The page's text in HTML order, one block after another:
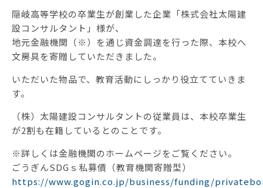
隠岐高等学校の卒業生が創業した企業「株式会社太陽建
設コンサルタント」様が、
地元金融機関（※）を通じ資金調達を行った際、本校へ
文房具を寄贈していただきました。
いただいた物品で、教育活動にしっかり役立てていきま
す。
（株）太陽建設コンサルタントの従業員は、本校卒業生
が2割も在籍しているとのことです。
※詳しくは金融機関のホームページをご覧ください。
ごうぎんSDGｓ私募債（教育機関寄贈型）
https://www.gogin.co.jp/business/funding/